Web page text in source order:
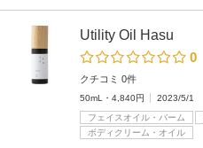
Utility Oil Hasu
0
クチコミ 0件
50mL・4,840円
2023/5/1
フェイスオイル・バーム
ボディクリーム・オイル